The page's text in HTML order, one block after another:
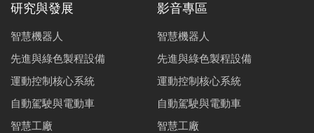
研究與發展
智慧機器人
先進與綠色製程設備
運動控制核心系統
自動駕駛與電動車
智慧工廠
影音專區
智慧機器人
先進與綠色製程設備
運動控制核心系統
自動駕駛與電動車
智慧工廠